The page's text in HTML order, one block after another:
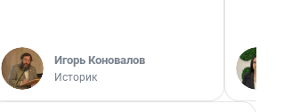
Игорь Коновалов
Историк